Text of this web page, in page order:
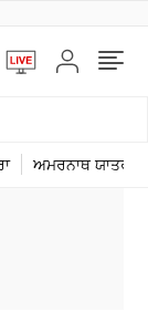
ਅਮਰਨਾਥ ਯਾਤਰਾ